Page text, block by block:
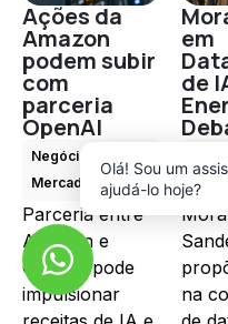
Ações da
Amazon
podem subir
com
parceria
OpenAI
Negócios e
Mercado de IA
Parceria entre
Amazon e
OpenAI pode
impulsionar
em
de
na
Olá! Sou um
ajudá-lo hoje?